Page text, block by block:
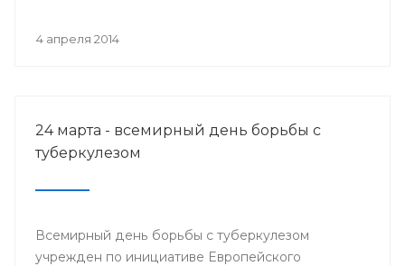
деятеля науки РСФСР.
4 апреля 2014
24 марта - всемирный день борьбы с
туберкулезом
Всемирный день борьбы с туберкулезом
учрежден по инициативе Европейского